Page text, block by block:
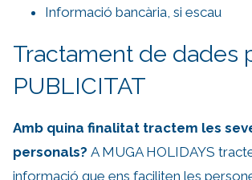
Informació bancària, si escau
Tractament de dades
PUBLICITAT
Amb quina finalitat tractem les
personals? A MUGA HOLIDAYS
informació que ens faciliten les